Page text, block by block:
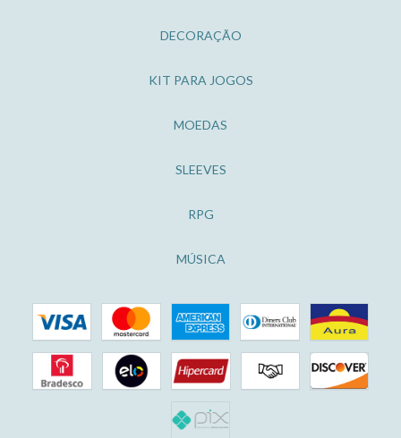
DECORAÇÃO
KIT PARA JOGOS
MOEDAS
SLEEVES
RPG
MÚSICA